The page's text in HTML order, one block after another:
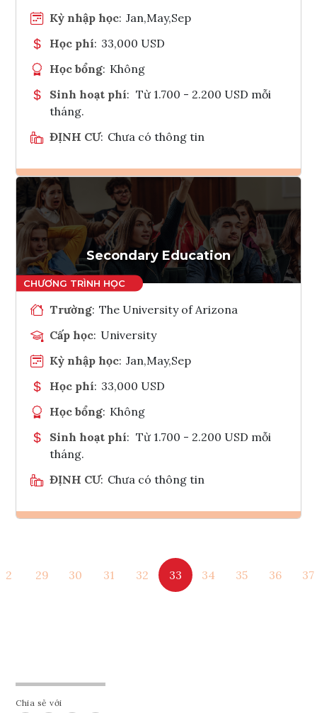
Kỳ nhập học: Jan,May,Sep
Học phí: 33,000 USD
Học bổng: Không
Sinh hoạt phí: Từ 1.700 - 2.200 USD mỗi
tháng.
ĐỊNH CƯ: Chưa có thông tin
Ghi danh
Tham vấn Interlink
Secondary Education
Trường: The University of Arizona
Cấp học: University
Kỳ nhập học: Jan,May,Sep
Học phí: 33,000 USD
Học bổng: Không
Sinh hoạt phí: Từ 1.700 - 2.200 USD mỗi
tháng.
ĐỊNH CƯ: Chưa có thông tin
Tham vấn Interlink
2 29 30 31 32 33 34 35 36 37
Chia sẻ với